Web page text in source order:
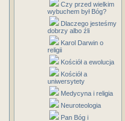
Czy przed wielkim
wybuchem był Bóg?
Dlaczego jesteśmy
dobrzy albo źli
Karol Darwin o
religii
Kościół a ewolucja
Kościół a
uniwersytety
Medycyna i religia
Neuroteologia
Pan Bóg i